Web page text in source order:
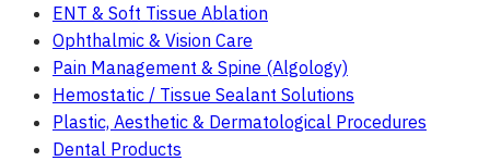
ENT & Soft Tissue Ablation
Ophthalmic & Vision Care
Pain Management & Spine (Algology)
Hemostatic / Tissue Sealant Solutions
Plastic, Aesthetic & Dermatological Procedures
Dental Products